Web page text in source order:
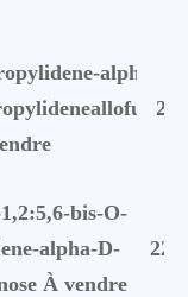
alpha-d-
bis-O-
alpha-D-
À vendre